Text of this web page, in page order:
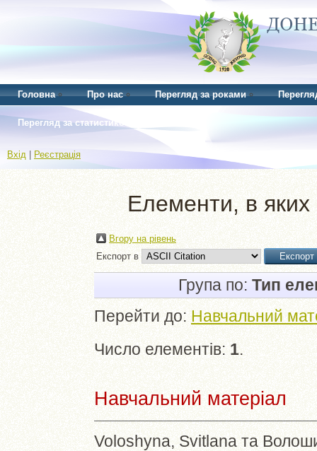
Головна Про нас Перегляд за роками
Перегляд за статистикою
Вхід Реєстрація
Елементи, в яких
Вгору на рівень
Експорт в
Група по: Тип
Перейти до: Навчальний
Число елементів: 1.
Навчальний матеріал
Voloshyna, Svitlana та